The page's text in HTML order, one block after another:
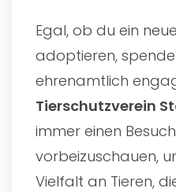
Egal, ob du ein
adoptieren,
ehrenamtlich
Tierschutzverein
immer einen
vorbeizuschauen,
Vielfalt an Tieren,